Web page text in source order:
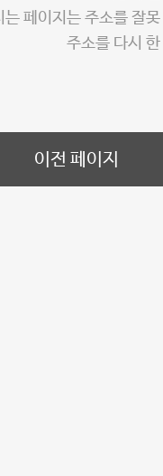
는 페이지는 주소를 잘
주소를 다시
이전 페이지